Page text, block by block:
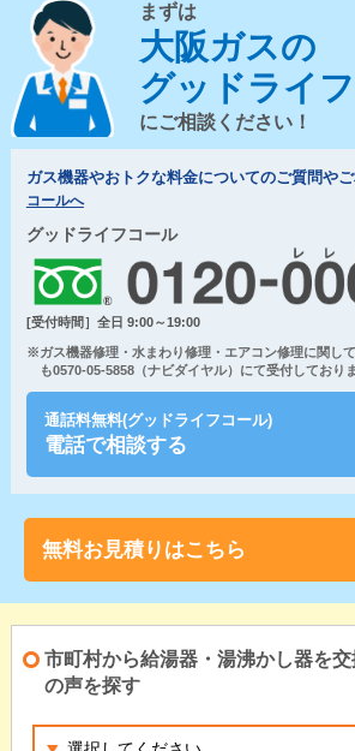
まずは
大阪ガスの
グッドライ
にご相談ください！
ガス機器やおトクな料金についてのご質問や
コールへ
グッドライフコール
[受付時間］全日 9:00～19:00
※ガス機器修理・水まわり修理・エアコン修理に関し
も0570-05-5858（ナビダイヤル）にて受付しておりま
通話料無料(グッドライフコール)
電話で相談する
無料お見積りはこちら
市町村から給湯器・湯沸かし器を
の声を探す